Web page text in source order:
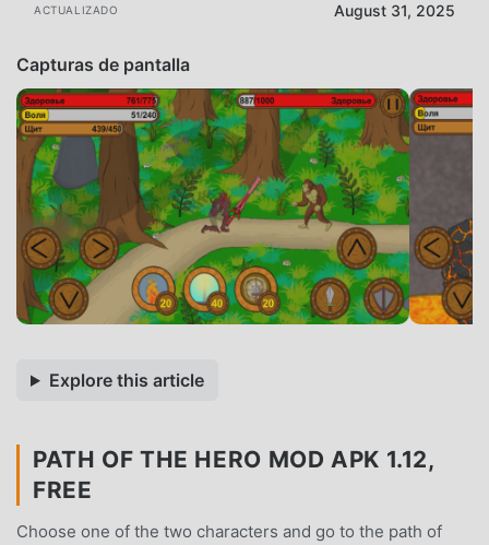
ACTUALIZADO August 31, 2025
Capturas de pantalla
Explore this article
PATH OF THE HERO MOD APK 1.12,
FREE
Choose one of the two characters and go to the path of